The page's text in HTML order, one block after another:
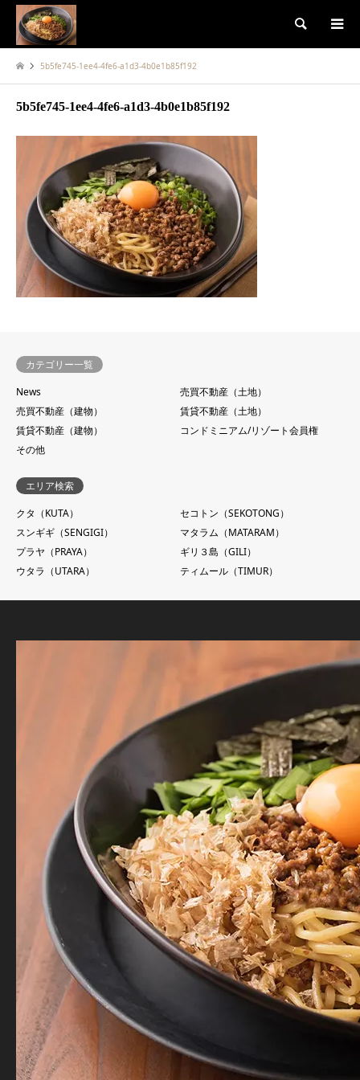
検索
5b5fe745-1ee4-4fe6-a1d3-4b0e1b85f192
5b5fe745-1ee4-4fe6-a1d3-4b0e1b85f192
カテゴリー一覧
News
売買不動産（土地）
売買不動産（建物）
賃貸不動産（土地）
賃貸不動産（建物）
コンドミニアム/リゾート会員権
その他
エリア検索
クタ（KUTA）
セコトン（SEKOTONG）
スンギギ（SENGIGI）
マタラム（MATARAM）
プラヤ（PRAYA）
ギリ３島（GILI）
ウタラ（UTARA）
ティムール（TIMUR）